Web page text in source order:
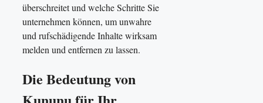
überschreitet und welche Schritte Sie
unternehmen können, um unwahre
und rufschädigende Inhalte wirksam
melden und entfernen zu lassen.
Die Bedeutung von